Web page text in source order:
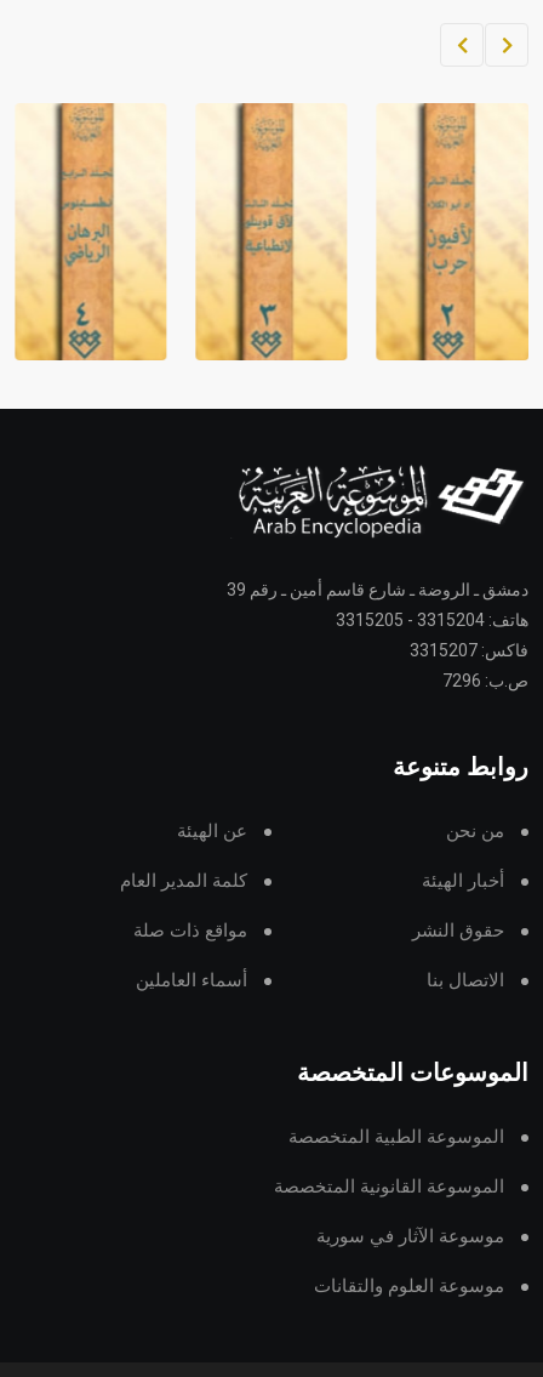
دمشق ـ الروضة ـ شارع قاسم أمين ـ رقم 39
هاتف: 3315204 - 3315205
فاكس: 3315207
ص.ب: 7296
روابط متنوعة
من نحن عن الهيئة
أخبار الهيئة كلمة المدير العام
حقوق النشر مواقع ذات صلة
الاتصال بنا أسماء العاملين
الموسوعات المتخصصة
الموسوعة الطبية المتخصصة
الموسوعة القانونية المتخصصة
موسوعة الآثار في سورية
موسوعة العلوم والتقانات